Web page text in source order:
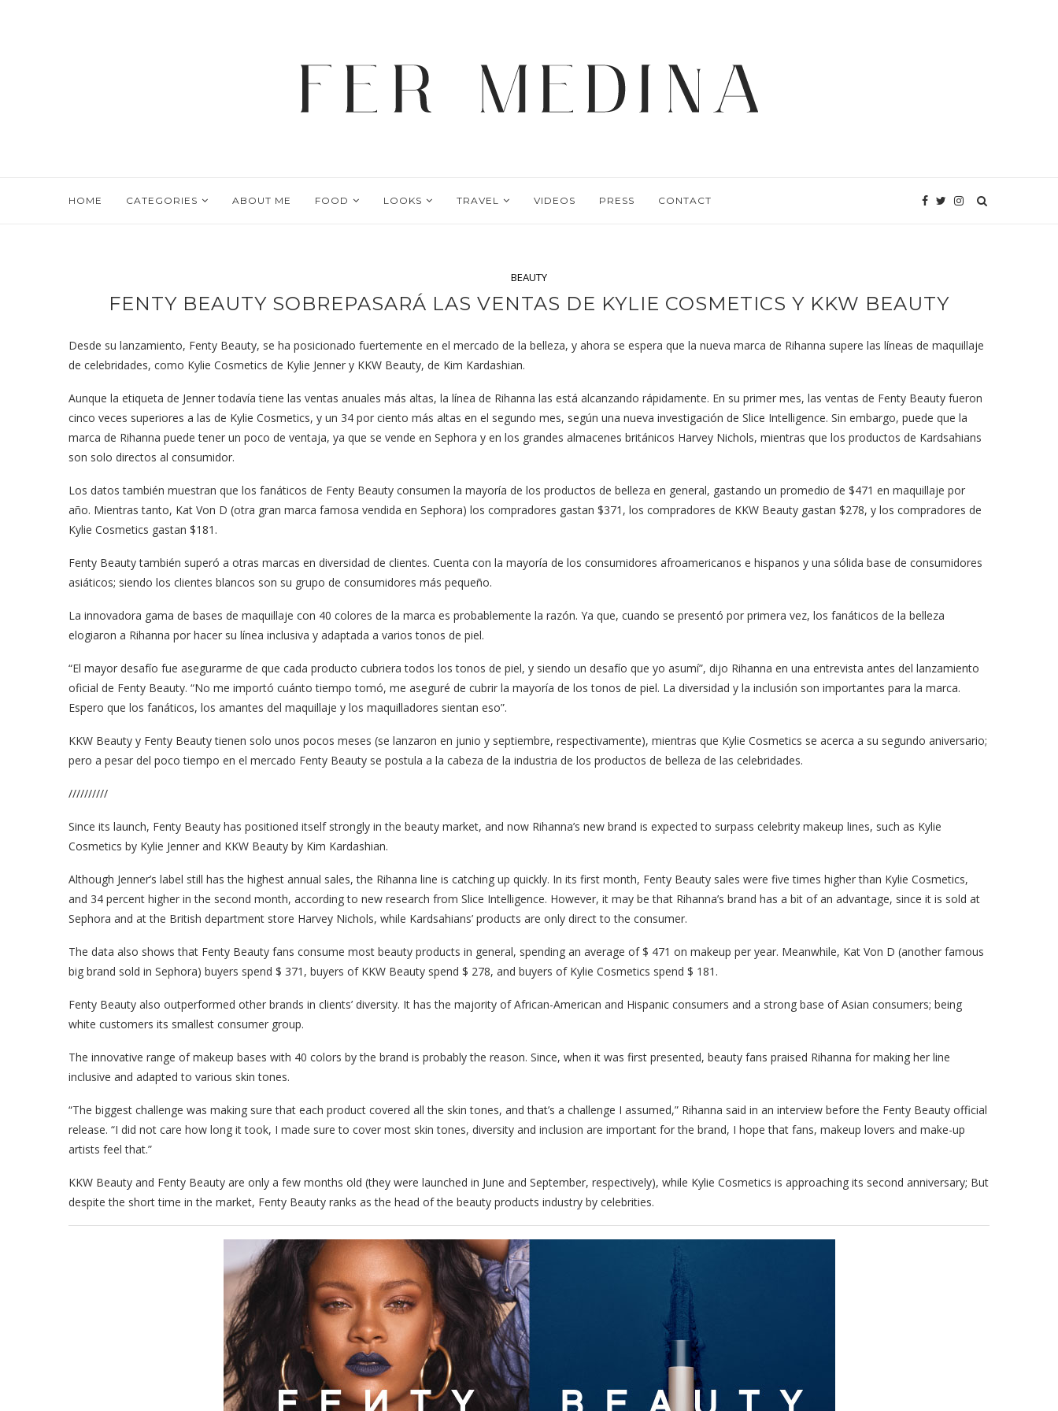
HOME CATEGORIES ABOUT ME FOOD LOOKS TRAVEL VIDEOS PRESS CONTACT
BEAUTY
FENTY BEAUTY SOBREPASARÁ LAS VENTAS DE KYLIE COSMETICS Y KKW BEAUTY
Desde su lanzamiento, Fenty Beauty, se ha posicionado fuertemente en el mercado de la belleza, y ahora se espera que la nueva marca de Rihanna supere las líneas de maquillaje
de celebridades, como Kylie Cosmetics de Kylie Jenner y KKW Beauty, de Kim Kardashian.
Aunque la etiqueta de Jenner todavía tiene las ventas anuales más altas, la línea de Rihanna las está alcanzando rápidamente. En su primer mes, las ventas de Fenty Beauty fueron
cinco veces superiores a las de Kylie Cosmetics, y un 34 por ciento más altas en el segundo mes, según una nueva investigación de Slice Intelligence. Sin embargo, puede que la
marca de Rihanna puede tener un poco de ventaja, ya que se vende en Sephora y en los grandes almacenes británicos Harvey Nichols, mientras que los productos de Kardsahians
son solo directos al consumidor.
Los datos también muestran que los fanáticos de Fenty Beauty consumen la mayoría de los productos de belleza en general, gastando un promedio de $471 en maquillaje por
año. Mientras tanto, Kat Von D (otra gran marca famosa vendida en Sephora) los compradores gastan $371, los compradores de KKW Beauty gastan $278, y los compradores de
Kylie Cosmetics gastan $181.
Fenty Beauty también superó a otras marcas en diversidad de clientes. Cuenta con la mayoría de los consumidores afroamericanos e hispanos y una sólida base de consumidores
asiáticos; siendo los clientes blancos son su grupo de consumidores más pequeño.
La innovadora gama de bases de maquillaje con 40 colores de la marca es probablemente la razón. Ya que, cuando se presentó por primera vez, los fanáticos de la belleza
elogiaron a Rihanna por hacer su línea inclusiva y adaptada a varios tonos de piel.
“El mayor desafío fue asegurarme de que cada producto cubriera todos los tonos de piel, y siendo un desafío que yo asumí”, dijo Rihanna en una entrevista antes del lanzamiento
oficial de Fenty Beauty. “No me importó cuánto tiempo tomó, me aseguré de cubrir la mayoría de los tonos de piel. La diversidad y la inclusión son importantes para la marca.
Espero que los fanáticos, los amantes del maquillaje y los maquilladores sientan eso”.
KKW Beauty y Fenty Beauty tienen solo unos pocos meses (se lanzaron en junio y septiembre, respectivamente), mientras que Kylie Cosmetics se acerca a su segundo aniversario;
pero a pesar del poco tiempo en el mercado Fenty Beauty se postula a la cabeza de la industria de los productos de belleza de las celebridades.
//////////
Since its launch, Fenty Beauty has positioned itself strongly in the beauty market, and now Rihanna’s new brand is expected to surpass celebrity makeup lines, such as Kylie
Cosmetics by Kylie Jenner and KKW Beauty by Kim Kardashian.
Although Jenner’s label still has the highest annual sales, the Rihanna line is catching up quickly. In its first month, Fenty Beauty sales were five times higher than Kylie Cosmetics,
and 34 percent higher in the second month, according to new research from Slice Intelligence. However, it may be that Rihanna’s brand has a bit of an advantage, since it is sold at
Sephora and at the British department store Harvey Nichols, while Kardsahians’ products are only direct to the consumer.
The data also shows that Fenty Beauty fans consume most beauty products in general, spending an average of $ 471 on makeup per year. Meanwhile, Kat Von D (another famous
big brand sold in Sephora) buyers spend $ 371, buyers of KKW Beauty spend $ 278, and buyers of Kylie Cosmetics spend $ 181.
Fenty Beauty also outperformed other brands in clients’ diversity. It has the majority of African-American and Hispanic consumers and a strong base of Asian consumers; being
white customers its smallest consumer group.
The innovative range of makeup bases with 40 colors by the brand is probably the reason. Since, when it was first presented, beauty fans praised Rihanna for making her line
inclusive and adapted to various skin tones.
“The biggest challenge was making sure that each product covered all the skin tones, and that’s a challenge I assumed,” Rihanna said in an interview before the Fenty Beauty official
release. “I did not care how long it took, I made sure to cover most skin tones, diversity and inclusion are important for the brand, I hope that fans, makeup lovers and make-up
artists feel that.”
KKW Beauty and Fenty Beauty are only a few months old (they were launched in June and September, respectively), while Kylie Cosmetics is approaching its second anniversary; But
despite the short time in the market, Fenty Beauty ranks as the head of the beauty products industry by celebrities.